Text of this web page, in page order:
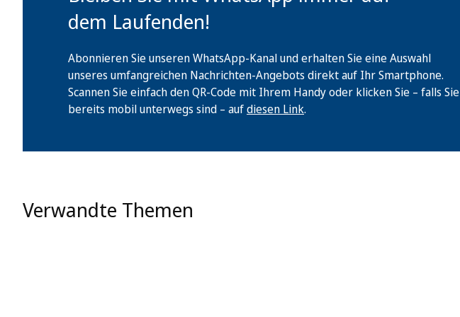
dem Laufenden!
Abonnieren Sie unseren WhatsApp-Kanal und erhalten Sie eine Auswahl
unseres umfangreichen Nachrichten-Angebots direkt auf Ihr Smartphone.
Scannen Sie einfach den QR-Code mit Ihrem Handy oder klicken Sie – falls Sie
bereits mobil unterwegs sind – aufdiesen Link.
Verwandte Themen